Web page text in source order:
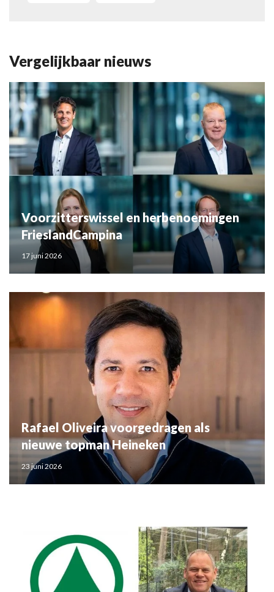
Vergelijkbaar nieuws
Voorzitterswissel en herbenoemingen
FrieslandCampina
17 juni 2026
Rafael Oliveira voorgedragen als
nieuwe topman Heineken
23 juni 2026